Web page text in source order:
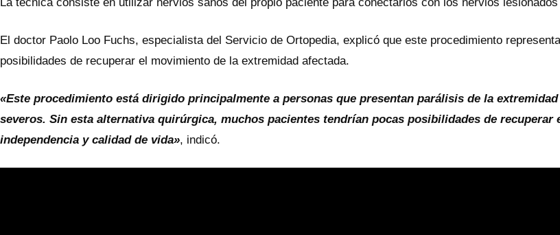
El doctor Paolo Loo Fuchs, especialista del Servicio de Ortopedia, explicó que este procedimiento
posibilidades de recuperar el movimiento de la extremidad afectada.
«Este procedimiento está dirigido principalmente a personas que presentan parálisis de la
severos. Sin esta alternativa quirúrgica, muchos pacientes tendrían pocas posibilidades de
independencia y calidad de vida», indicó.